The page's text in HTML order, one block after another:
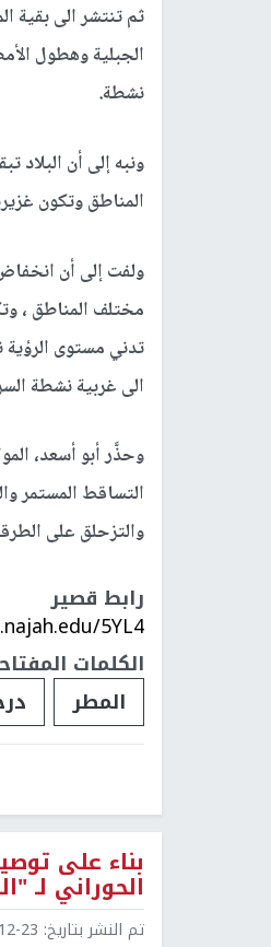
ثم تنتشر الى بقية
الجبلية وهطول
نشطة.
ونبه إلى أن
المناطق وتكون
ولفت إلى أن
مختلف المناطق ،
تدني مستوى
الى غربية نشطة
وحذَّر أبو أسعد،
التساقط المستمر
والتزحلق على
رابط قصير
5YL4/
الكلمات
المطر
بناء على
الحوراني
تم النشر بتاريخ: 18:28